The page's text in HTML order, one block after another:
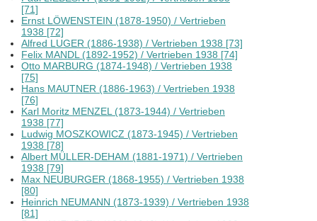
[71]
Ernst LÖWENSTEIN (1878-1950) / Vertrieben
1938 [72]
Alfred LUGER (1886-1938) / Vertrieben 1938 [73]
Felix MANDL (1892-1952) / Vertrieben 1938 [74]
Otto MARBURG (1874-1948) / Vertrieben 1938
[75]
Hans MAUTNER (1886-1963) / Vertrieben 1938
[76]
Karl Moritz MENZEL (1873-1944) / Vertrieben
1938 [77]
Ludwig MOSZKOWICZ (1873-1945) / Vertrieben
1938 [78]
Albert MÜLLER-DEHAM (1881-1971) / Vertrieben
1938 [79]
Max NEUBURGER (1868-1955) / Vertrieben 1938
[80]
Heinrich NEUMANN (1873-1939) / Vertrieben 1938
[81]